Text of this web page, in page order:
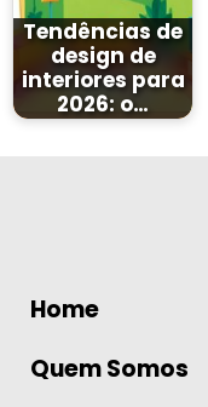
Tendências de
design de
interiores para
2026: o…
Home
Quem Somos